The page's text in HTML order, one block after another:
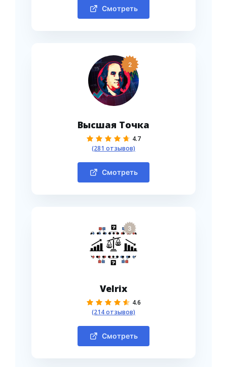
Смотреть
2
Высшая Точка
4.7
(281 отзывов)
Смотреть
3
Velrix
4.6
(214 отзывов)
Смотреть